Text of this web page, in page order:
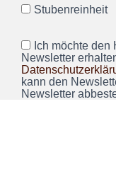
Stubenreinheit
Ich möchte
Newsletter
kann den
Newsletter